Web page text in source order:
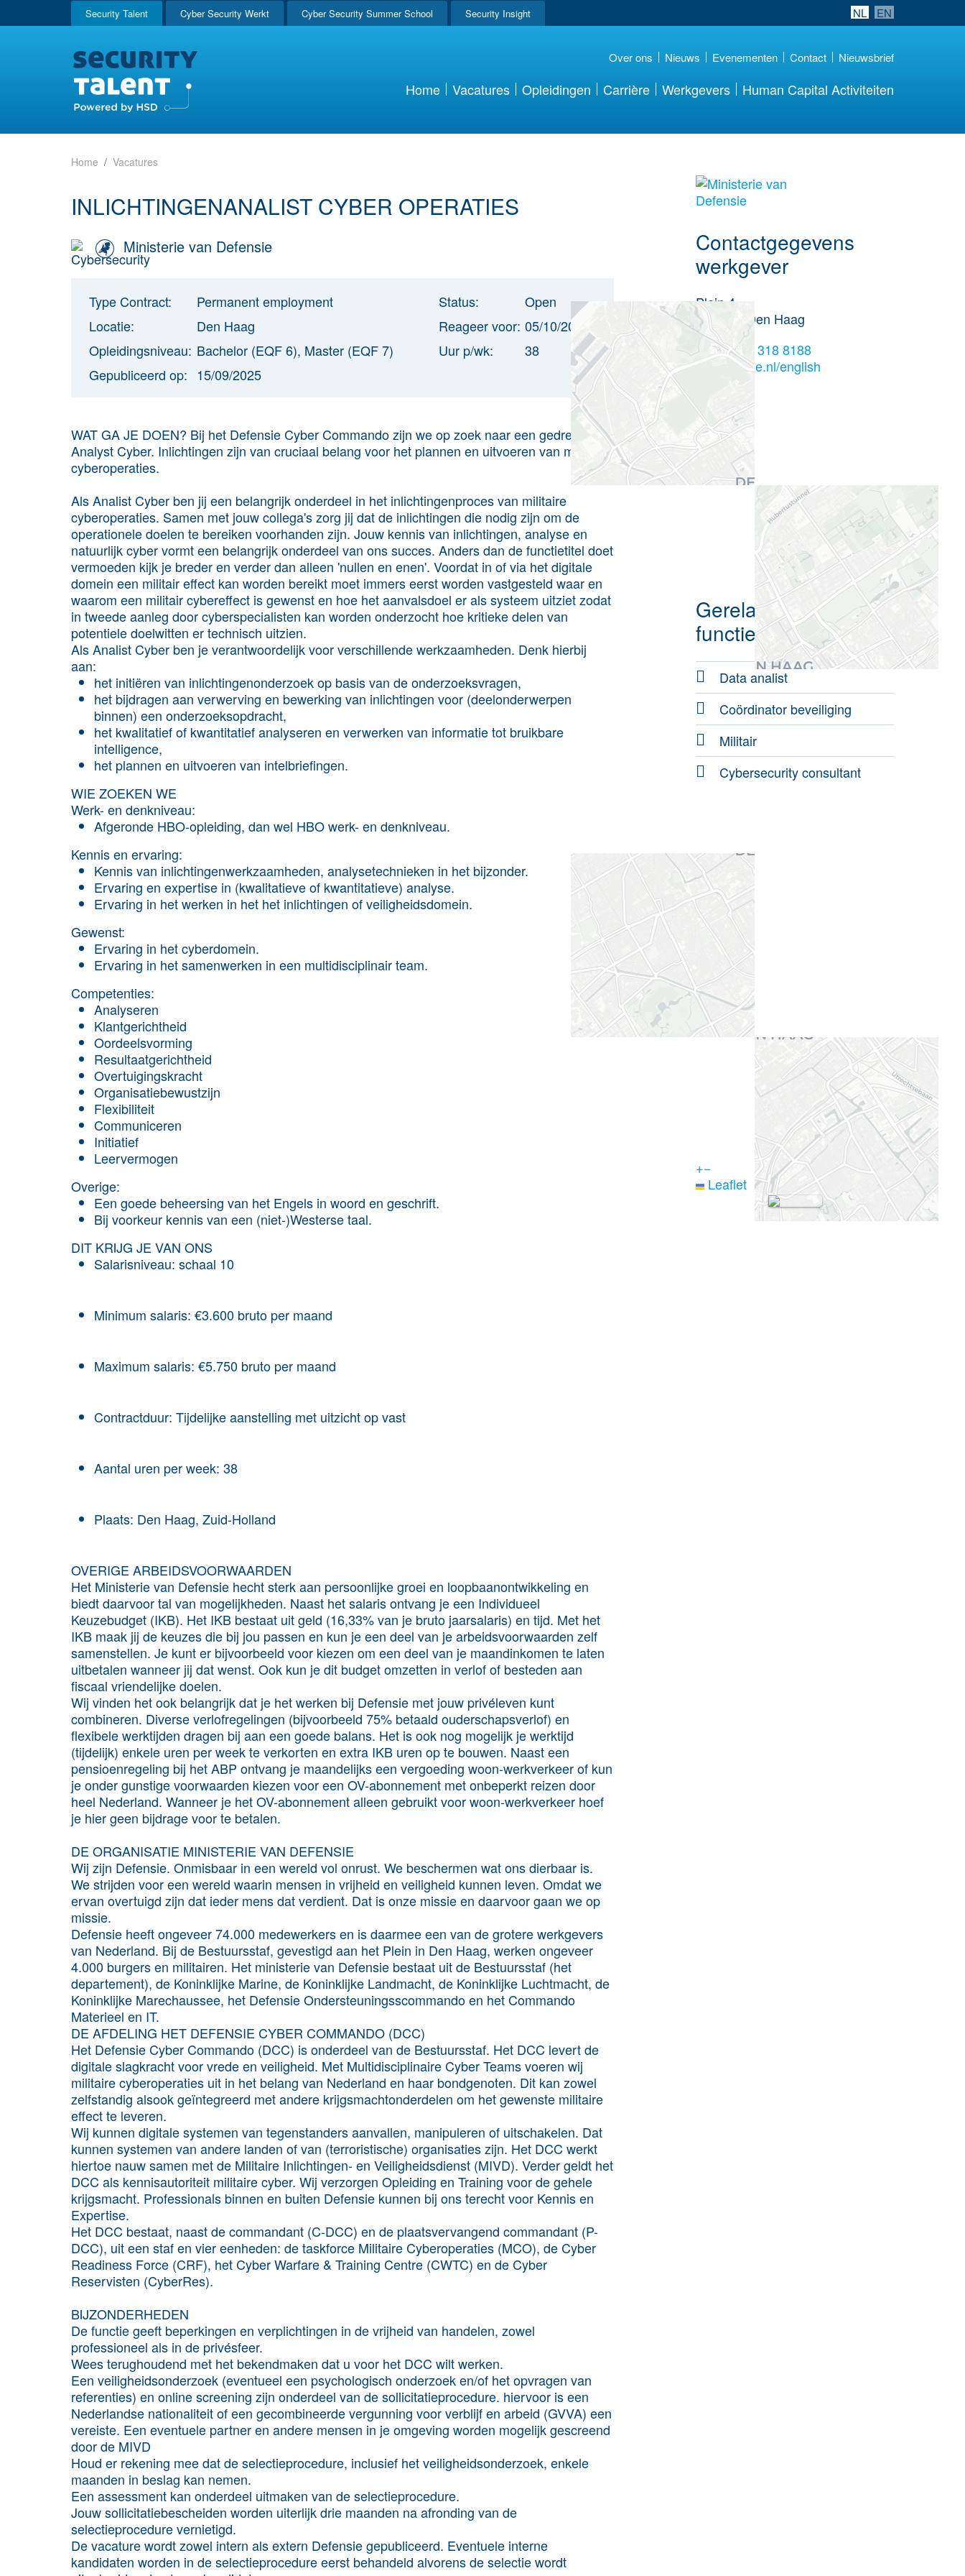
Security Talent Cyber Security Werkt Cyber Security Summer School Security Insight NL EN
Over ons Nieuws Evenementen Contact Nieuwsbrief
Home Vacatures Opleidingen Carrière Werkgevers Human Capital Activiteiten
Home Vacatures
INLICHTINGENANALIST CYBER OPERATIES
Ministerie van Defensie
Type Contract:
Permanent employment
Locatie:
Den Haag
Opleidingsniveau: Bachelor (EQF 6), Master (EQF 7)
Gepubliceerd op: 15/09/2025
Status:
Open
Reageer voor: 05/10/2025
Uur p/wk:
38
WAT GA JE DOEN? Bij het Defensie Cyber Commando zijn we op zoek naar een gedreven
Analyst Cyber. Inlichtingen zijn van cruciaal belang voor het plannen en uitvoeren van militaire
cyberoperaties.
Als Analist Cyber ben jij een belangrijk onderdeel in het inlichtingenproces van militaire
cyberoperaties. Samen met jouw collega's zorg jij dat de inlichtingen die nodig zijn om de
operationele doelen te bereiken voorhanden zijn. Jouw kennis van inlichtingen, analyse en
natuurlijk cyber vormt een belangrijk onderdeel van ons succes. Anders dan de functietitel doet
vermoeden kijk je breder en verder dan alleen 'nullen en enen'. Voordat in of via het digitale
domein een militair effect kan worden bereikt moet immers eerst worden vastgesteld waar en
waarom een militair cybereffect is gewenst en hoe het aanvalsdoel er als systeem uitziet zodat
in tweede aanleg door cyberspecialisten kan worden onderzocht hoe kritieke delen van
potentiele doelwitten er technisch uitzien.
Als Analist Cyber ben je verantwoordelijk voor verschillende werkzaamheden. Denk hierbij
aan:
het initiëren van inlichtingenonderzoek op basis van de onderzoeksvragen,
het bijdragen aan verwerving en bewerking van inlichtingen voor (deelonderwerpen
binnen) een onderzoeksopdracht,
het kwalitatief of kwantitatief analyseren en verwerken van informatie tot bruikbare
intelligence,
het plannen en uitvoeren van intelbriefingen.
WIE ZOEKEN WE
Werk- en denkniveau:
Afgeronde HBO-opleiding, dan wel HBO werk- en denkniveau.
Kennis en ervaring:
Kennis van inlichtingenwerkzaamheden, analysetechnieken in het bijzonder.
Ervaring en expertise in (kwalitatieve of kwantitatieve) analyse.
Ervaring in het werken in het het inlichtingen of veiligheidsdomein.
Gewenst:
Ervaring in het cyberdomein.
Ervaring in het samenwerken in een multidisciplinair team.
Competenties:
Analyseren
Klantgerichtheid
Oordeelsvorming
Resultaatgerichtheid
Overtuigingskracht
Organisatiebewustzijn
Flexibiliteit
Communiceren
Initiatief
Leervermogen
Overige:
Een goede beheersing van het Engels in woord en geschrift.
Bij voorkeur kennis van een (niet-)Westerse taal.
DIT KRIJG JE VAN ONS
Salarisniveau: schaal 10
Minimum salaris: €3.600 bruto per maand
Maximum salaris: €5.750 bruto per maand
Contractduur: Tijdelijke aanstelling met uitzicht op vast
Aantal uren per week: 38
Plaats: Den Haag, Zuid-Holland
OVERIGE ARBEIDSVOORWAARDEN
Het Ministerie van Defensie hecht sterk aan persoonlijke groei en loopbaanontwikkeling en
biedt daarvoor tal van mogelijkheden. Naast het salaris ontvang je een Individueel
Keuzebudget (IKB). Het IKB bestaat uit geld (16,33% van je bruto jaarsalaris) en tijd. Met het
IKB maak jij de keuzes die bij jou passen en kun je een deel van je arbeidsvoorwaarden zelf
samenstellen. Je kunt er bijvoorbeeld voor kiezen om een deel van je maandinkomen te laten
uitbetalen wanneer jij dat wenst. Ook kun je dit budget omzetten in verlof of besteden aan
fiscaal vriendelijke doelen.
Wij vinden het ook belangrijk dat je het werken bij Defensie met jouw privéleven kunt
combineren. Diverse verlofregelingen (bijvoorbeeld 75% betaald ouderschapsverlof) en
flexibele werktijden dragen bij aan een goede balans. Het is ook nog mogelijk je werktijd
(tijdelijk) enkele uren per week te verkorten en extra IKB uren op te bouwen. Naast een
pensioenregeling bij het ABP ontvang je maandelijks een vergoeding woon-werkverkeer of kun
je onder gunstige voorwaarden kiezen voor een OV-abonnement met onbeperkt reizen door
heel Nederland. Wanneer je het OV-abonnement alleen gebruikt voor woon-werkverkeer hoef
je hier geen bijdrage voor te betalen.
DE ORGANISATIE MINISTERIE VAN DEFENSIE
Wij zijn Defensie. Onmisbaar in een wereld vol onrust. We beschermen wat ons dierbaar is.
We strijden voor een wereld waarin mensen in vrijheid en veiligheid kunnen leven. Omdat we
ervan overtuigd zijn dat ieder mens dat verdient. Dat is onze missie en daarvoor gaan we op
missie.
Defensie heeft ongeveer 74.000 medewerkers en is daarmee een van de grotere werkgevers
van Nederland. Bij de Bestuursstaf, gevestigd aan het Plein in Den Haag, werken ongeveer
4.000 burgers en militairen. Het ministerie van Defensie bestaat uit de Bestuursstaf (het
departement), de Koninklijke Marine, de Koninklijke Landmacht, de Koninklijke Luchtmacht, de
Koninklijke Marechaussee, het Defensie Ondersteuningsscommando en het Commando
Materieel en IT.
DE AFDELING HET DEFENSIE CYBER COMMANDO (DCC)
Het Defensie Cyber Commando (DCC) is onderdeel van de Bestuursstaf. Het DCC levert de
digitale slagkracht voor vrede en veiligheid. Met Multidisciplinaire Cyber Teams voeren wij
militaire cyberoperaties uit in het belang van Nederland en haar bondgenoten. Dit kan zowel
zelfstandig alsook geïntegreerd met andere krijgsmachtonderdelen om het gewenste militaire
effect te leveren.
Wij kunnen digitale systemen van tegenstanders aanvallen, manipuleren of uitschakelen. Dat
kunnen systemen van andere landen of van (terroristische) organisaties zijn. Het DCC werkt
hiertoe nauw samen met de Militaire Inlichtingen- en Veiligheidsdienst (MIVD). Verder geldt het
DCC als kennisautoriteit militaire cyber. Wij verzorgen Opleiding en Training voor de gehele
krijgsmacht. Professionals binnen en buiten Defensie kunnen bij ons terecht voor Kennis en
Expertise.
Het DCC bestaat, naast de commandant (C-DCC) en de plaatsvervangend commandant (P-
DCC), uit een staf en vier eenheden: de taskforce Militaire Cyberoperaties (MCO), de Cyber
Readiness Force (CRF), het Cyber Warfare & Training Centre (CWTC) en de Cyber
Reservisten (CyberRes).
BIJZONDERHEDEN
De functie geeft beperkingen en verplichtingen in de vrijheid van handelen, zowel
professioneel als in de privésfeer.
Wees terughoudend met het bekendmaken dat u voor het DCC wilt werken.
Een veiligheidsonderzoek (eventueel een psychologisch onderzoek en/of het opvragen van
referenties) en online screening zijn onderdeel van de sollicitatieprocedure. hiervoor is een
Nederlandse nationaliteit of een gecombineerde vergunning voor verblijf en arbeid (GVVA) een
vereiste. Een eventuele partner en andere mensen in je omgeving worden mogelijk gescreend
door de MIVD
Houd er rekening mee dat de selectieprocedure, inclusief het veiligheidsonderzoek, enkele
maanden in beslag kan nemen.
Een assessment kan onderdeel uitmaken van de selectieprocedure.
Jouw sollicitatiebescheiden worden uiterlijk drie maanden na afronding van de
selectieprocedure vernietigd.
De vacature wordt zowel intern als extern Defensie gepubliceerd. Eventuele interne
kandidaten worden in de selectieprocedure eerst behandeld alvorens de selectie wordt
Meer werkgever
Contactgegevens
werkgever
Plein 4
2511CR
Den Haag
+31 70 318 8188
defensie.nl/english
+−
Leaflet
Gerelateerde
functieprofielen
Data analist
Coördinator beveiliging
Militair
Cybersecurity consultant